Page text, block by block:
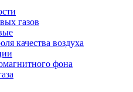
газов
качества воздуха
фона